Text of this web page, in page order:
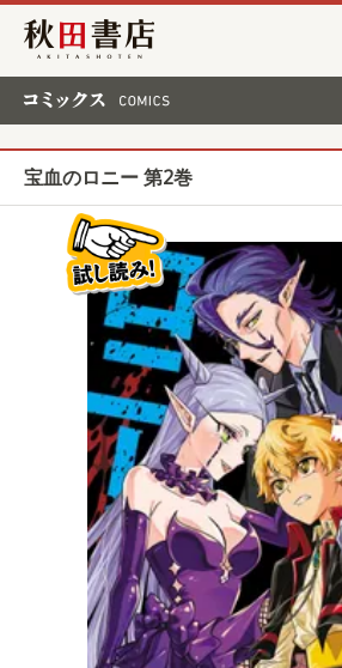
秋田書店
宝血のロニー 第2巻